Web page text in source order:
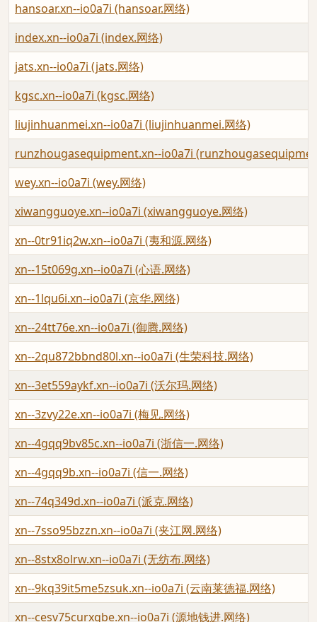
hansoar.xn--io0a7i (hansoar.网络)
index.xn--io0a7i (index.网络)
jats.xn--io0a7i (jats.网络)
kgsc.xn--io0a7i (kgsc.网络)
liujinhuanmei.xn--io0a7i (liujinhuanmei.网络)
runzhougasequipment.xn--io0a7i
wey.xn--io0a7i (wey.网络)
xiwangguoye.xn--io0a7i (xiwangguoye.网络)
xn--0tr91iq2w.xn--io0a7i (夷和源.网络)
xn--15t069g.xn--io0a7i (心语.网络)
xn--1lqu6i.xn--io0a7i (京华.网络)
xn--24tt76e.xn--io0a7i (御腾.网络)
xn--2qu872bbnd80l.xn--io0a7i (生荣科技.网络)
xn--3et559aykf.xn--io0a7i (沃尔玛.网络)
xn--3zvy22e.xn--io0a7i (梅见.网络)
xn--4gqq9bv85c.xn--io0a7i (浙信一.网络)
xn--4gqq9b.xn--io0a7i (信一.网络)
xn--74q349d.xn--io0a7i (派克.网络)
xn--7sso95bzzn.xn--io0a7i (夹江网.网络)
xn--8stx8olrw.xn--io0a7i (无纺布.网络)
xn--9kq39it5me5zsuk.xn--io0a7i (云南莱德福.网络)
xn--cesv75curxqbe.xn--io0a7i (源地钱进.网络)